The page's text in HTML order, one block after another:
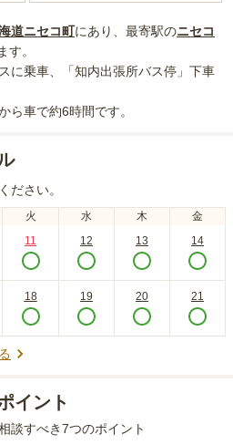
道ニセコ町にあり 、最寄駅のニセコ
ます。
スに乗車、「知内出張所バス停」下車
ら車で約6時間です。
ださい。
火 水 木 金
11 12 13 14
18 19 20 21
イント
談すべき7つのポイント